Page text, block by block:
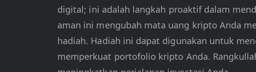
digital; ini adalah langkah proaktif dalam
aman ini mengubah mata uang kripto Anda
hadiah. Hadiah ini dapat digunakan untuk
memperkuat portofolio kripto Anda.